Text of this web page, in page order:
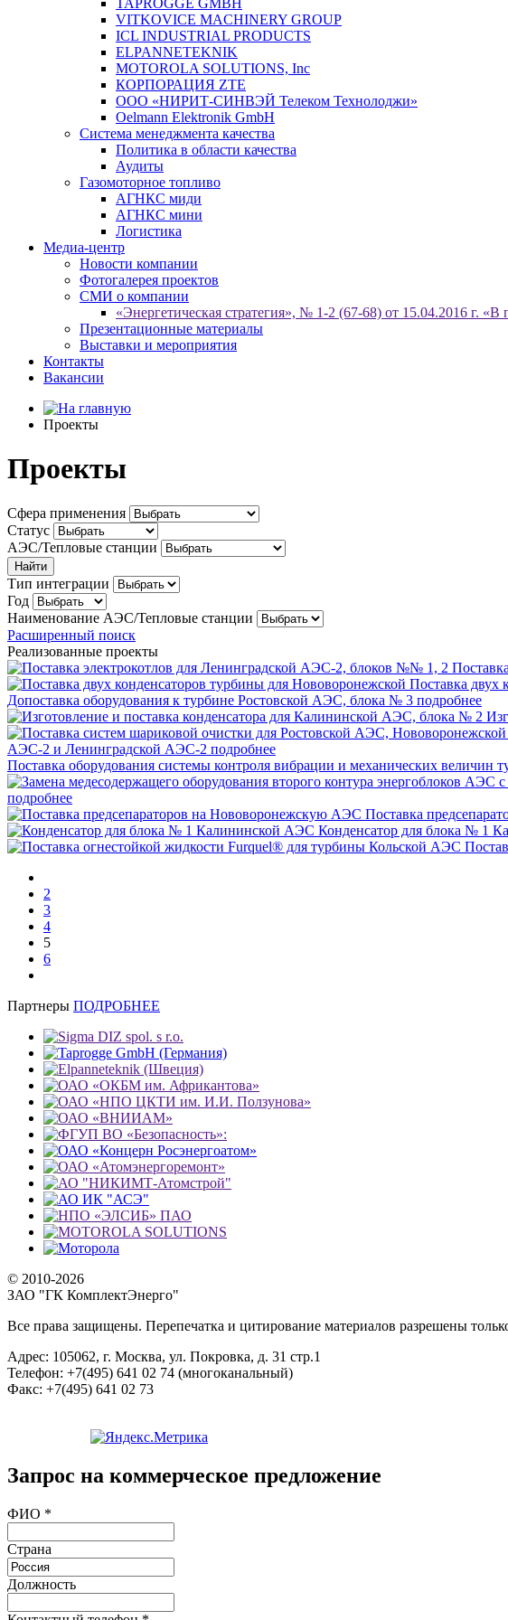
TAPROGGE GMBH
VITKOVICE MACHINERY GROUP
ICL INDUSTRIAL PRODUCTS
ELPANNETEKNIK
MOTOROLA SOLUTIONS, Inc
КОРПОРАЦИЯ ZTE
ООО «НИРИТ-СИНВЭЙ Телеком Технолоджи»
Oelmann Elektronik GmbH
Система менеджмента качества
Политика в области качества
Аудиты
Газомоторное топливо
АГНКС миди
АГНКС мини
Логистика
Медиа-центр
Новости компании
Фотогалерея проектов
СМИ о компании
«Энергетическая стратегия», № 1-2 (67-68) от 15.04.2016 г.
Презентационные материалы
Выставки и мероприятия
Контакты
Вакансии
Проекты
Проекты
Сфера применения
Статус
АЭС/Тепловые станции
Тип интеграции
Год
Наименование АЭС/Тепловые станции
Расширенный поиск
Реализованные проекты
Поставка двух
Допоставка оборудования к турбине Ростовской АЭС, блока № 3 подробнее
АЭС-2 и Ленинградской АЭС-2 подробнее
Поставка оборудования системы контроля вибрации и механических
подробнее
Поставка
Конденсатор для блока № 1
2
3
4
5
6
Партнеры ПОДРОБНЕЕ
© 2010-2026
ЗАО "ГК КомплектЭнерго"
Все права защищены. Перепечатка и цитирование материалов разрешены
Адрес: 105062, г. Москва, ул. Покровка, д. 31 стр.1
Телефон: +7(495) 641 02 74 (многоканальный)
Факс: +7(495) 641 02 73
Запрос на коммерческое предложение
ФИО *
Страна
Должность